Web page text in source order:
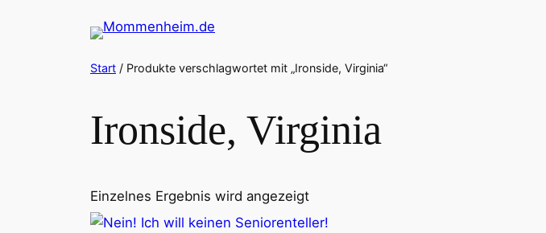
Start / Produkte verschlagwortet mit „Ironside, Virginia“
Ironside, Virginia
Einzelnes Ergebnis wird angezeigt